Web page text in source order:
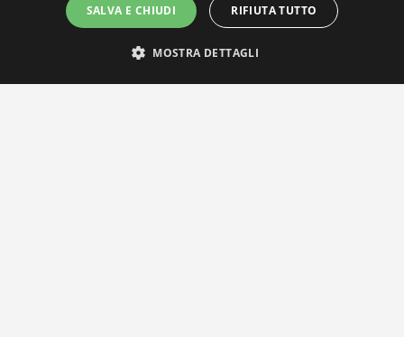
SALVA E CHIUDI RIFIUTA TUTTO
MOSTRA DETTAGLI